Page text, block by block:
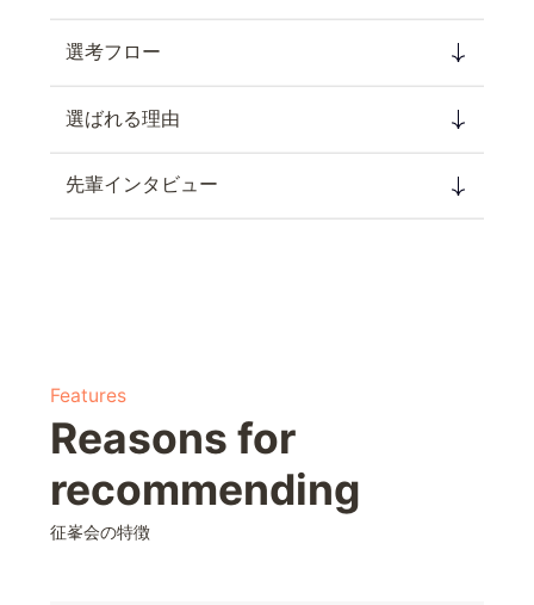
選考フロー
選ばれる理由
先輩インタビュー
征峯会の特徴
Reasons for
recommending
Features